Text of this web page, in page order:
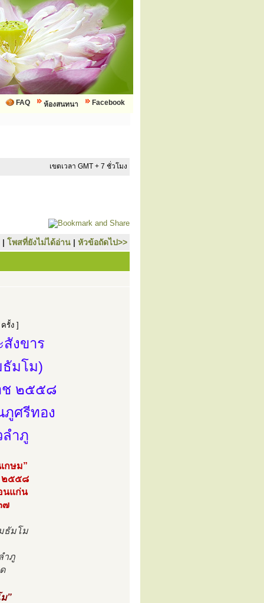
Facebook
ห้องสนทนา
FAQ
เขตเวลา GMT + 7 ชั่วโมง
| โพสที่ยังไม่ได้อ่าน | หัวข้อถัดไป>>
รั้ง ]
งขาร
ธัมโม)
ช ๒๕๕๘
ศรีทอง
ลำภู
กษม”
๒๕๕๘
นแก่น
๗
ธัมโม
ำภู
”